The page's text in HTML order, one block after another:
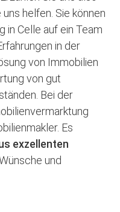
helfen. Sie können
in Celle auf ein Team
in der
von Immobilien
von gut
Bei der
Es
exzellenten
und